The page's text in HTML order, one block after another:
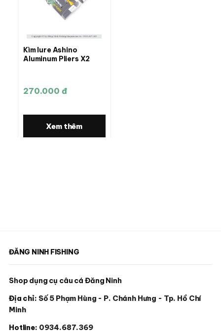
Kìm lure Ashino
Aluminum Pliers X2
270.000 đ
Xem thêm
ĐĂNG NINH FISHING
Shop dụng cụ câu cá Đăng Ninh
Địa chỉ: Số 5 Phạm Hùng - P. Chánh Hưng - Tp. Hồ Chí
Minh
Hotline: 0934.687.369